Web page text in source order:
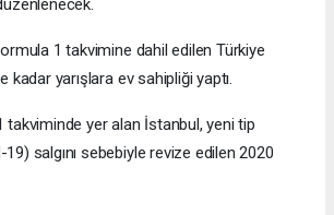
1 takvimine dahil edilen Türkiye
kadar yarışlara ev sahipliği yaptı.
takviminde yer alan İstanbul, yeni tip
salgını sebebiyle revize edilen 2020